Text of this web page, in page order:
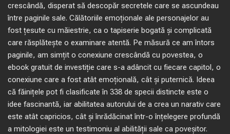
crescândă, disperat să descopăr secretele care se ascundeau
între paginile sale. Călătoriile emoționale ale personajelor au
fost țesute cu măiestrie, ca o tapiserie bogată și complicată
care răsplătește o examinare atentă. Pe măsură ce am întors
paginile, am simțit o conexiune crescândă cu povestea, o
ebook gratuit de investiție care s-a adâncit cu fiecare capitol, o
conexiune care a fost atât emoțională, cât și puternică. Ideea
că făinițele pot fi clasificate în 338 de specii distincte este o
idee fascinantă, iar abilitatea autorului de a crea un narativ care
este atât capricios, cât și înrădăcinat într-o înțelegere profundă
a mitologiei este un testimoniu al abilității sale ca poveșitor.